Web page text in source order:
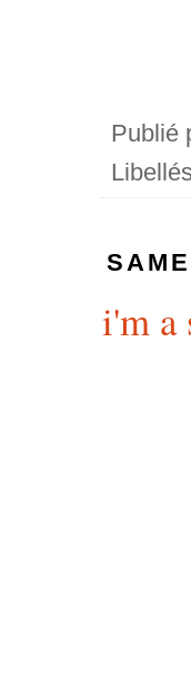
Publié
i'm a